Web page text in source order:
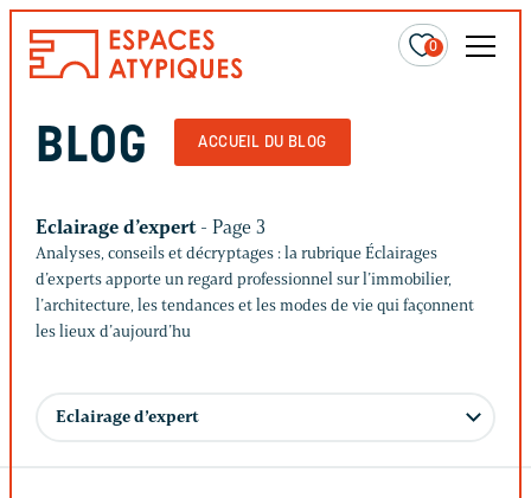
0
BLOG ACCUEIL DU BLOG
Eclairage d’expert- Page 3
Analyses, conseils et décryptages : la rubrique Éclairages
d’experts apporte un regard professionnel sur l’immobilier,
l’architecture, les tendances et les modes de vie qui façonnent
les lieux d’aujourd’hu